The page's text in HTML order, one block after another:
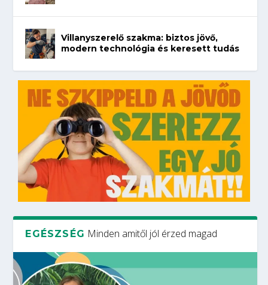
Villanyszerelő szakma: biztos jövő,
modern technológia és keresett tudás
EGÉSZSÉG Minden amitől jól érzed magad